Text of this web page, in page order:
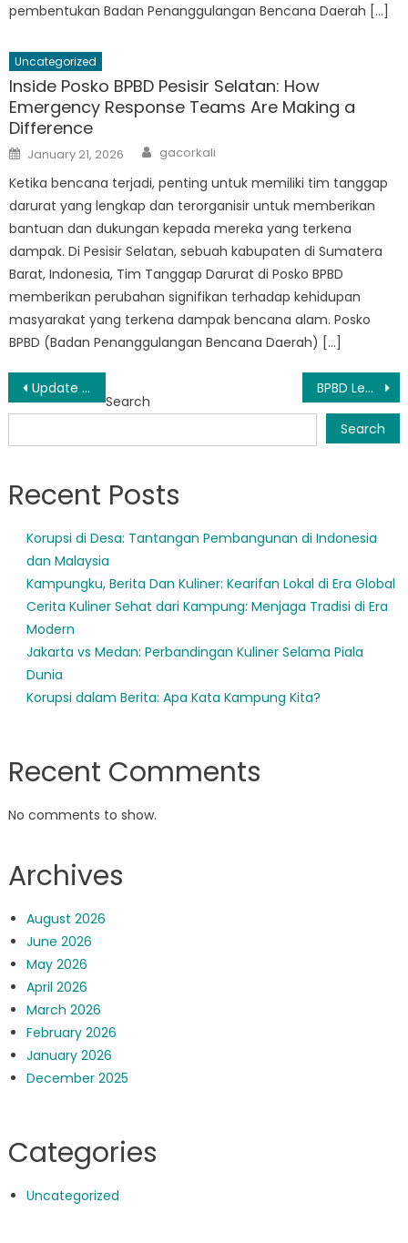
pembentukan Badan Penanggulangan Bencana Daerah […]
Uncategorized
Inside Posko BPBD Pesisir Selatan: How
Emergency Response Teams Are Making a
Difference
Posted
on
January 21, 2026 Author
gacorkali
Ketika bencana terjadi, penting untuk memiliki tim tanggap
darurat yang lengkap dan terorganisir untuk memberikan
bantuan dan dukungan kepada mereka yang terkena
dampak. Di Pesisir Selatan, sebuah kabupaten di Sumatera
Barat, Indonesia, Tim Tanggap Darurat di Posko BPBD
memberikan perubahan signifikan terhadap kehidupan
masyarakat yang terkena dampak bencana alam. Posko
BPBD (Badan Penanggulangan Bencana Daerah) […]
Post
navigation
Update Terkini Bencana di Pesisir Selatan BPBD Lengayang: Mitra Terpercaya dalam Kesiapsiagaan dan Respon Bencana
Search
Search
Recent Posts
Korupsi di Desa: Tantangan Pembangunan di Indonesia
dan Malaysia
Kampungku, Berita Dan Kuliner: Kearifan Lokal di Era Global
Cerita Kuliner Sehat dari Kampung: Menjaga Tradisi di Era
Modern
Jakarta vs Medan: Perbandingan Kuliner Selama Piala
Dunia
Korupsi dalam Berita: Apa Kata Kampung Kita?
Recent Comments
No comments to show.
Archives
August 2026
June 2026
May 2026
April 2026
March 2026
February 2026
January 2026
December 2025
Categories
Uncategorized